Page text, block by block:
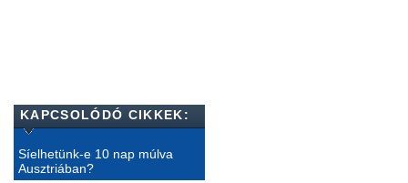
KAPCSOLÓDÓ CIKKEK:
Síelhetünk-e 10 nap múlva
Ausztriában?